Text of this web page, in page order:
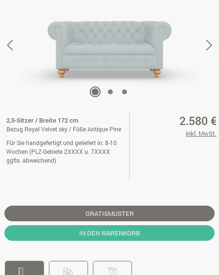
2,5-Sitzer / Breite 172 cm
Bezug Royal Velvet sky / Füße Antique Pine
Für Sie handgefertigt und geliefert in: 8-10
Wochen (PLZ-Gebiete 2XXXX u. 7XXXX
ggfls. abweichend)
2.580 €
inkl. MwSt.
GRATISMUSTER
IN DEN WARENKORB